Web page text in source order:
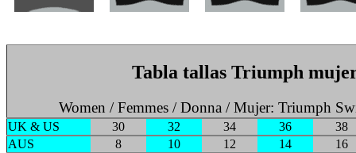
Tabla tallas Triumph
Women / Femmes / Donna / Mujer: Triumph
UK & US 30 32 34 36
38
AUS
8 10 12 14 16